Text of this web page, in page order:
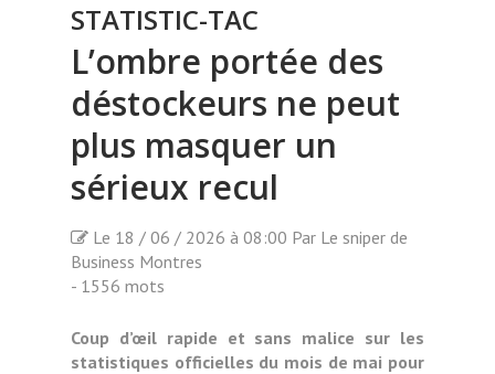
STATISTIC-TAC
L’ombre portée des
déstockeurs ne peut
plus masquer un
sérieux recul
Le 18 / 06 / 2026 à 08:00 Par Le sniper de
Business Montres
- 1556 mots
Coup d’œil rapide et sans malice sur les
statistiques officielles du mois de mai pour